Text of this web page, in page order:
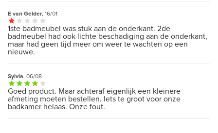
E van Gelder, 16/01
1ste badmeubel was stuk aan de onderkant. 2de
badmeubel had ook lichte beschadiging aan de onderkant,
maar had geen tijd meer om weer te wachten op een
nieuwe.
Sylvia, 06/08
Goed product. Maar achteraf eigenlijk een kleinere
afmeting moeten bestellen. Iets te groot voor onze
badkamer helaas. Onze fout.